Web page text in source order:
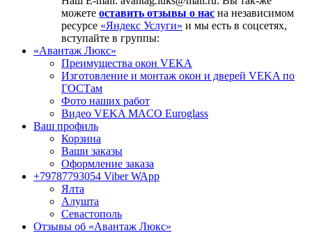
можете оставить отзывы о нас на независимом
ресурсе «Яндекс Услуги» и мы есть в соцсетях,
вступайте в группы:
«Авантаж Люкс»
Преимущества окон VEKA
Изготовление и монтаж окон и дверей VEKA по
ГОСТам
Фото наших работ
Видео VEKA MACO Euroglass
Ваш профиль
Корзина
Ваши заказы
Оформление заказа
+79787793054 Viber WApp
Ялта
Алушта
Севастополь
Отзывы об «Авантаж Люкс»